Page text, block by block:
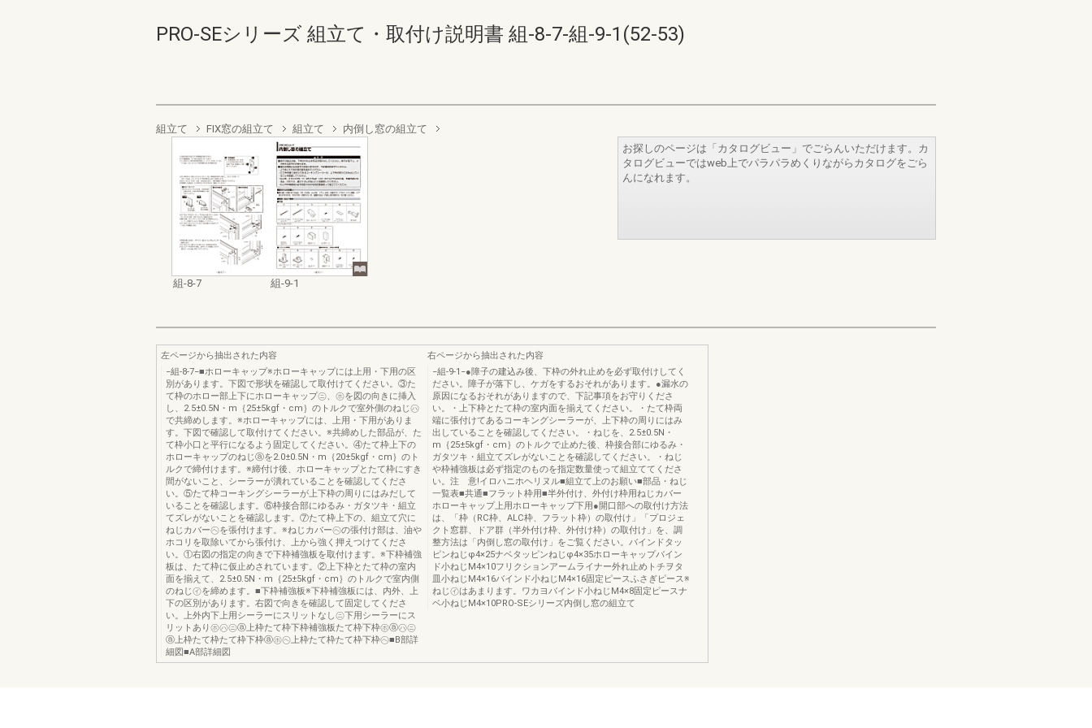
PRO-SEシリーズ 組立て・取付け説明書 組-8-7-組-9-1(52-53)
組立て FIX窓の組立て 組立て 内倒し窓の組立て
組-8-7 組-9-1
お探しのページは「カタログビュー」でごらんいただけます。カ
タログビューではweb上でパラパラめくりながらカタログをごら
んになれます。
左ページから抽出された内容
−組-8-7−■ホローキャップ※ホローキャップには上用・下用の区
別があります。下図で形状を確認して取付けてください。③た
て枠のホロー部上下にホローキャップ㋥、㋭を図の向きに挿入
し、2.5±0.5N・m｛25±5kgf・cm｝のトルクで室外側のねじ㋩
で共締めします。※ホローキャップには、上用・下用がありま
す。下図で確認して取付けてください。※共締めした部品が、た
て枠小口と平行になるよう固定してください。④たて枠上下の
ホローキャップのねじⓐを2.0±0.5N・m｛20±5kgf・cm｝のト
ルクで締付けます。※締付け後、ホローキャップとたて枠にすき
間がないこと、シーラーが潰れていることを確認してくださ
い。⑤たて枠コーキングシーラーが上下枠の周りにはみだして
いることを確認します。⑥枠接合部にゆるみ・ガタツキ・組立
てズレがないことを確認します。⑦たて枠上下の、組立て穴に
ねじカバー㋬を張付けます。※ねじカバー㋬の張付け部は、油や
ホコリを取除いてから張付け、上から強く押えつけてくださ
い。①右図の指定の向きで下枠補強板を取付けます。※下枠補強
板は、たて枠に仮止めされています。②上下枠とたて枠の室内
面を揃えて、2.5±0.5N・m｛25±5kgf・cm｝のトルクで室内側
のねじ㋑を締めます。■下枠補強板※下枠補強板には、内外、上
下の区別があります。右図で向きを確認して固定してくださ
い。上外内下上用シーラーにスリットなし㋥下用シーラーにス
リットあり㋭㋩㋥ⓐ上枠たて枠下枠補強板たて枠下枠㋭ⓐ㋩㋥
ⓐ上枠たて枠たて枠下枠ⓐ㋭㋬上枠たて枠たて枠下枠㋬■B部詳
細図■A部詳細図
右ページから抽出された内容
−組-9-1−●障子の建込み後、下枠の外れ止めを必ず取付けしてく
ださい。障子が落下し、ケガをするおそれがあります。●漏水の
原因になるおそれがありますので、下記事項をお守りくださ
い。・上下枠とたて枠の室内面を揃えてください。・たて枠両
端に張付けてあるコーキングシーラーが、上下枠の周りにはみ
出していることを確認してください。・ねじを、2.5±0.5N・
m｛25±5kgf・cm｝のトルクで止めた後、枠接合部にゆるみ・
ガタツキ・組立てズレがないことを確認してください。・ねじ
や枠補強板は必ず指定のものを指定数量使って組立ててくださ
い。注 意!イロハニホヘリヌル■組立て上のお願い■部品・ねじ
一覧表■共通■フラット枠用■半外付け、外付け枠用ねじカバー
ホローキャップ上用ホローキャップ下用●開口部への取付け方法
は、「枠（RC枠、ALC枠、フラット枠）の取付け」「プロジェ
クト窓群、ドア群（半外付け枠、外付け枠）の取付け」を、調
整方法は「内倒し窓の取付け」をご覧ください。バインドタッ
ピンねじφ4×25ナベタッピンねじφ4×35ホローキャップバイン
ド小ねじM4×10フリクションアームライナー外れ止めトチヲタ
皿小ねじM4×16バインド小ねじM4×16固定ピースふさぎピース※
ねじ㋑はあまります。ワカヨバインド小ねじM4×8固定ピースナ
ベ小ねじM4×10PRO-SEシリーズ内倒し窓の組立て